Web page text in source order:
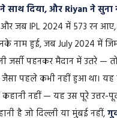
साथ दिया, और Riyan ने सुना
और जब IPL 2024 में 573 रन
नाम हुई, जब July 2024 में
जर्सी पहनकर मैदान में उतरे —
जैसा पहले कभी नहीं हुआ था। यह
नहीं — यह उस पूरे उत्तर-
है जो दिल्ली या मुंबई नहीं,